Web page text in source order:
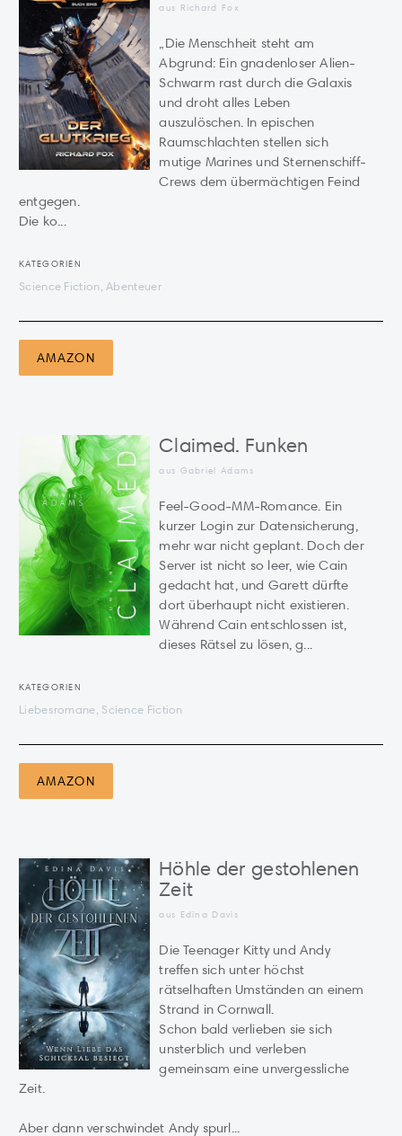
aus Richard Fox
„Die Menschheit steht am
Abgrund: Ein gnadenloser Alien-
Schwarm rast durch die Galaxis
und droht alles Leben
auszulöschen. In epischen
Raumschlachten stellen sich
mutige Marines und Sternenschiff-
Crews dem übermächtigen Feind
entgegen.
Die ko...
KATEGORIEN
Science Fiction, Abenteuer
AMAZON
Claimed. Funken
aus Gabriel Adams
Feel-Good-MM-Romance. Ein
kurzer Login zur Datensicherung,
mehr war nicht geplant. Doch der
Server ist nicht so leer, wie Cain
gedacht hat, und Garett dürfte
dort überhaupt nicht existieren.
Während Cain entschlossen ist,
dieses Rätsel zu lösen, g...
KATEGORIEN
Liebesromane, Science Fiction
AMAZON
Höhle der gestohlenen
Zeit
aus Edina Davis
Die Teenager Kitty und Andy
treffen sich unter höchst
rätselhaften Umständen an einem
Strand in Cornwall.
Schon bald verlieben sie sich
unsterblich und verleben
gemeinsam eine unvergessliche
Zeit.
Aber dann verschwindet Andy spurl...